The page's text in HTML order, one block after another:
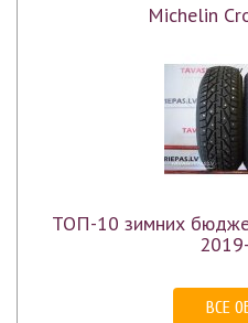
Michelin
ТОП-10 зимних
ВСЕ